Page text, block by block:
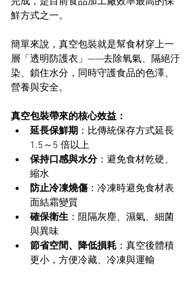
鮮方式之一。
簡單來說，真空包裝就是幫食材穿上一
層「透明防護衣」——去除氧氣、隔絕汙
染、鎖住水分，同時守護食品的色澤、
營養與安全。
真空包裝帶來的核心效益：
延長保鮮期 ：比傳統保存方式延長
1.5～5 倍以上
保持口感與水分：避免食材乾硬、
縮水
防止冷凍燒傷：冷凍時避免食材表
面結霜變質
確保衛生 ：阻隔灰塵、濕氣、細菌
與異味
節省空間、降低損耗 ：真空後體積
更小，方便冷藏、冷凍與運輸